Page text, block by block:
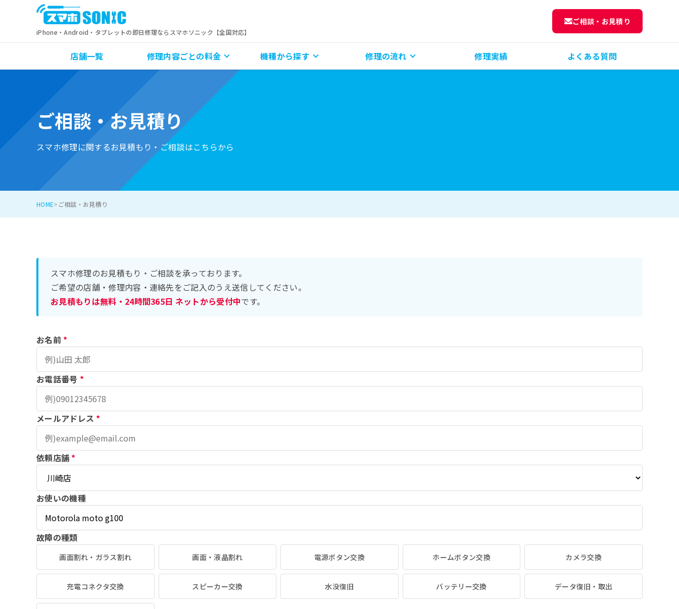
iPhone・Android・タブレットの即日修理ならスマホソニック【全国対応】
ご相談・お見積り
店舗一覧 修理内容ごとの料金 機種から探す 修理の流れ 修理実績 よくある質問
ご相談・お見積り
スマホ修理に関するお見積もり・ご相談はこちらから
HOME ご相談・お見積り
スマホ修理のお見積もり・ご相談を承っております。
ご希望の店舗・修理内容・連絡先をご記入のうえ送信してください。
お見積もりは無料・24時間365日 ネットから受付中です。
お名前 *
お電話番号 *
メールアドレス *
依頼店舗 *
お使いの機種
故障の種類
画面割れ・ガラス割れ 画面・液晶割れ 電源ボタン交換 ホームボタン交換 カメラ交換
充電コネクタ交換 スピーカー交換 水没復旧 バッテリー交換 データ復旧・取出